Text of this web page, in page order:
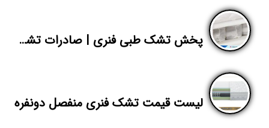
پخش تشک طبی فنری | صادرات تشک ماتریس ارزان قیمت | پاندا
لیست قیمت تشک فنری منفصل دونفره